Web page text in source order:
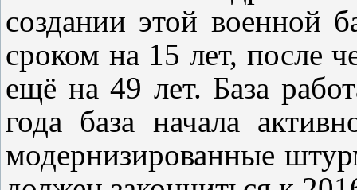
создании этой военной
сроком на 15 лет, после
ещё на 49 лет. База
года база начала
модернизированные